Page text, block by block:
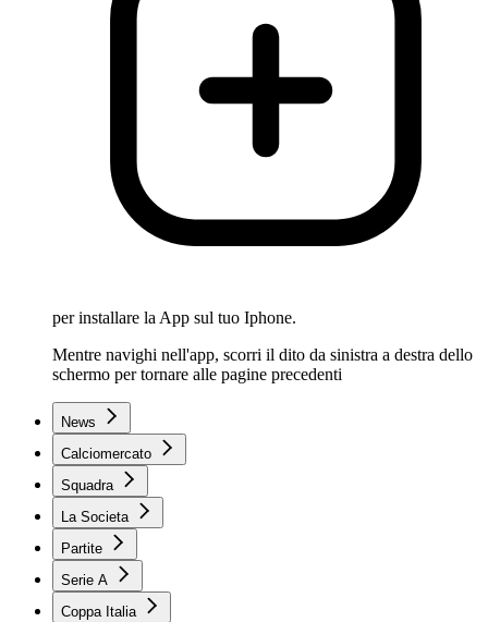
per installare la App sul tuo Iphone.
Mentre navighi nell'app, scorri il dito da sinistra a destra dello
schermo per tornare alle pagine precedenti
News
Calciomercato
Squadra
La Societa
Partite
Serie A
Coppa Italia